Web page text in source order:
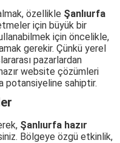
özellikle Şanlıurfa
için büyük bir
için öncelikle,
gerekir. Çünkü yerel
pazarlardan
website çözümleri
potansiyeline sahiptir.
Şanlıurfa hazır
Bölgeye özgü etkinlik,